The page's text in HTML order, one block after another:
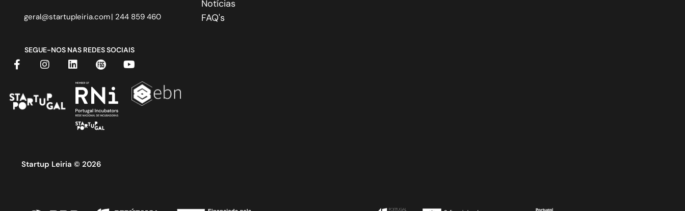
geral@startupleiria.com| 244 859 460
SEGUE-NOS NAS REDES SOCIAIS
Startup Leiria © 2026
Notícias
FAQ's